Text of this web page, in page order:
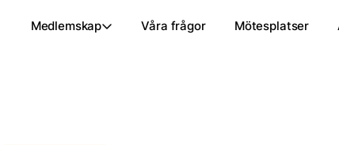
Medlemskap Våra frågor Mötesplatser